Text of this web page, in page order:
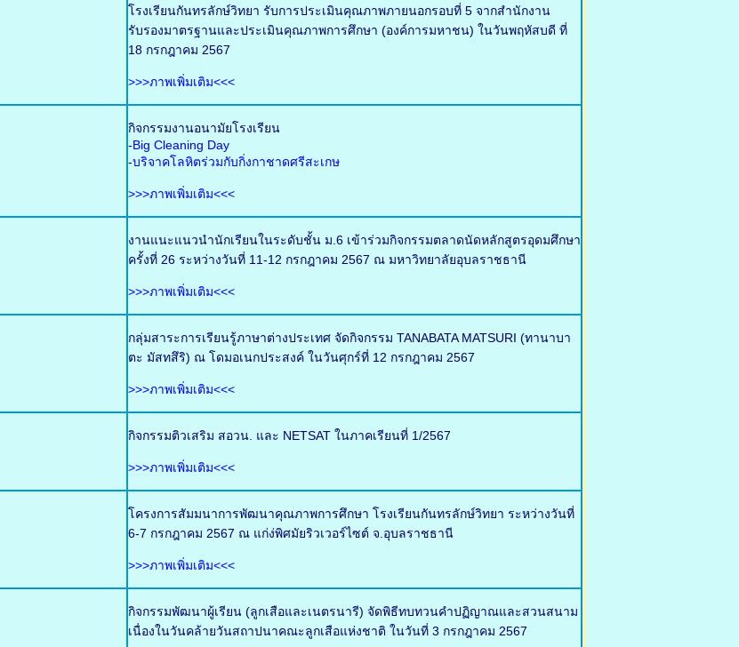
โรงเรียนกันทรลักษ์วิทยา รับการประเมินคุณภาพภายนอกรอบที่ 5 จากสำนักงาน
รับรองมาตรฐานและประเมินคุณภาพการศึกษา (องค์การมหาชน) ในวันพฤหัสบดี ที่
18 กรกฎาคม 2567
>>>ภาพเพิ่มเติม<<<
กิจกรรมงานอนามัยโรงเรียน
-Big Cleaning Day
-บริจาคโลหิตร่วมกับกิ่งกาชาดศรีสะเกษ
>>>ภาพเพิ่มเติม<<<
งานแนะแนวนำนักเรียนในระดับชั้น ม.6 เข้าร่วมกิจกรรมตลาดนัดหลักสูตรอุดมศึกษา
ครั้งที่ 26 ระหว่างวันที่ 11-12 กรกฎาคม 2567 ณ มหาวิทยาลัยอุบลราชธานี
>>>ภาพเพิ่มเติม<<<
กลุ่มสาระการเรียนรู้ภาษาต่างประเทศ จัดกิจกรรม TANABATA MATSURI (ทานาบา
ตะ มัสทสึริ) ณ โดมอเนกประสงค์ ในวันศุกร์ที่ 12 กรกฎาคม 2567
>>>ภาพเพิ่มเติม<<<
กิจกรรมติวเสริม สอวน. และ NETSAT ในภาคเรียนที่ 1/2567
>>>ภาพเพิ่มเติม<<<
โครงการสัมมนาการพัฒนาคุณภาพการศึกษา โรงเรียนกันทรลักษ์วิทยา ระหว่างวันที่
6-7 กรกฎาคม 2567 ณ แก่ง่พิศมัยริวเวอร์ไซต์ จ.อุบลราชธานี
>>>ภาพเพิ่มเติม<<<
กิจกรรมพัฒนาผู้เรียน (ลูกเสือและเนตรนารี) จัดพิธีทบทวนคำปฏิญาณและสวนสนาม
เนื่องในวันคล้ายวันสถาปนาคณะลูกเสือแห่งชาติ ในวันที่ 3 กรกฎาคม 2567